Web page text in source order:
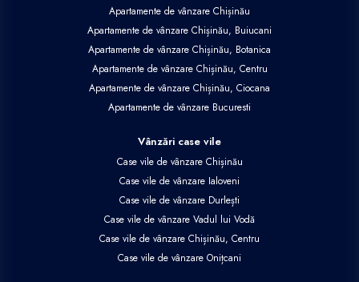
Apartamente de vânzare Chișinău
Apartamente de vânzare Chișinău, Buiucani
Apartamente de vânzare Chișinău, Botanica
Apartamente de vânzare Chișinău, Centru
Apartamente de vânzare Chișinău, Ciocana
Apartamente de vânzare Bucuresti
Vânzări case vile
Case vile de vânzare Chișinău
Case vile de vânzare Ialoveni
Case vile de vânzare Durlești
Case vile de vânzare Vadul lui Vodă
Case vile de vânzare Chișinău, Centru
Case vile de vânzare Onițcani